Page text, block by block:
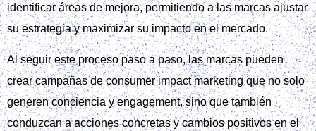
identificar áreas de mejora, permitiendo a las marcas ajustar
su estrategia y maximizar su impacto en el mercado.
Al seguir este proceso paso a paso, las marcas pueden
crear campañas de consumer impact marketing que no solo
generen conciencia y engagement, sino que también
conduzcan a acciones concretas y cambios positivos en el